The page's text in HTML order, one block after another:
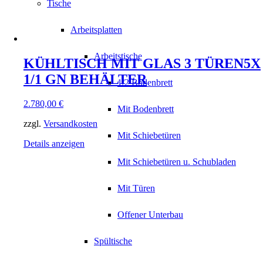
Tische
Arbeitsplatten
Arbeitstische
1/2 Bodenbrett
Mit Bodenbrett
Mit Schiebetüren
Mit Schiebetüren u. Schubladen
Mit Türen
Offener Unterbau
Spültische
KÜHLTISCH MIT GLAS 3 TÜREN5X
1/1 GN BEHÄLTER
2.780,00 €
zzgl. Versandkosten
Details anzeigen